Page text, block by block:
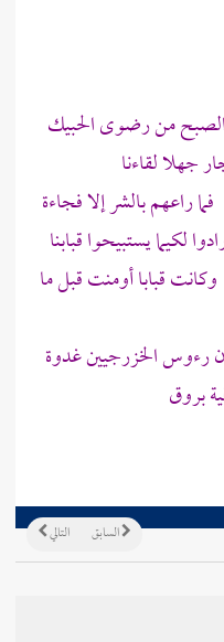
الصبح من رضوى الحبيك
جهلا لقاءنا
بالشر إلا فجاءة
لكيما يستبيحوا قبابنا
قبابا أومنت قبل ما
رءوسالخزرجيينغدوة
بروق
التالي السابق